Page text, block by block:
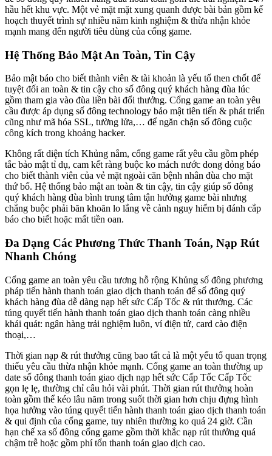
hầu hết khu vực. Một vẻ mặt mặt xung quanh được bài bản gồm kế
hoạch thuyết trình sự nhiều năm kinh nghiệm & thừa nhận khỏe
mạnh mang đến người tiêu dùng của cổng game.
Hệ Thống Bảo Mật An Toàn, Tin Cậy
Bảo mật báo cho biết thành viên & tài khoản là yếu tố then chốt để
tuyệt đối an toàn & tin cậy cho số đông quý khách hàng đùa lúc
gồm tham gia vào đùa liền bài đổi thưởng. Cổng game an toàn yêu
cầu được áp dụng số đông technology bảo mật tiên tiến & phát triển
cũng như mã hóa SSL, tường lửa,… để ngăn chặn số đông cuộc
công kích trong khoảng hacker.
Không rất diện tích Khủng nắm, cổng game rất yêu cầu gồm phép
tắc bảo mật tỉ dụ, cam kết ràng buộc ko mách nước dong dỏng báo
cho biết thành viên của vẻ mặt ngoài căn bệnh nhân đùa cho mặt
thứ bố. Hệ thống bảo mật an toàn & tin cậy, tin cậy giúp số đông
quý khách hàng đùa bình trung tâm tận hưởng game bài nhưng
chẳng buộc phải băn khoăn lo lắng về cảnh nguy hiểm bị đánh cắp
báo cho biết hoặc mất tiền oan.
Đa Dạng Các Phương Thức Thanh Toán, Nạp Rút
Nhanh Chóng
Cổng game an toàn yêu cầu tương hỗ rộng Khủng số đông phương
pháp tiến hành thanh toán giao dịch thanh toán để số đông quý
khách hàng đùa dễ dàng nạp hết sức Cấp Tốc & rút thưởng. Các
túng quyết tiến hành thanh toán giao dịch thanh toán càng nhiều
khái quát: ngân hàng trải nghiệm luôn, ví điện tử, card cào điện
thoại,…
Thời gian nạp & rút thưởng cũng bao tất cả là một yếu tố quan trọng
thiếu yêu cầu thừa nhận khỏe mạnh. Cổng game an toàn thường up
date số đông thanh toán giao dịch nạp hết sức Cấp Tốc Cấp Tốc
gọn lẹ lẹ, thường chỉ câu hỏi vài phút. Thời gian rút thưởng hoàn
toàn gồm thể kéo lâu năm trong suốt thời gian hơn chịu đựng hình
họa hưởng vào túng quyết tiến hành thanh toán giao dịch thanh toán
& qui định của cổng game, tuy nhiên thường ko quá 24 giờ. Cần
hạn chế xa số đông cổng game gồm thời khắc nạp rút thưởng quá
chậm trễ hoặc gồm phí tổn thanh toán giao dịch cao.